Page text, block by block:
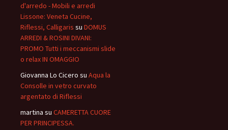
d'arredo - Mobili e arredi
Lissone: Veneta Cucine,
Riflessi, Calligaris su DOMUS
ARREDI & ROSINI DIVANI:
PROMO Tutti i meccanismi slide
o relax IN OMAGGIO
Giovanna Lo Cicero su Aqua la
Consolle in vetro curvato
argentato di Riflessi
martina su CAMERETTA CUORE
PER PRINCIPESSA.